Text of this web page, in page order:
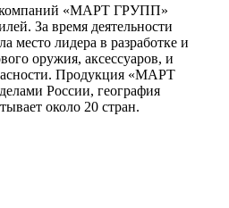
компаний «МАРТ ГРУПП»
За время деятельности
место лидера в разработке и
оружия, аксессуаров, и
Продукция «МАРТ
России, география
около 20 стран.